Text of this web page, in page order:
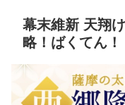
幕末維新 天翔
略！ばくてん！